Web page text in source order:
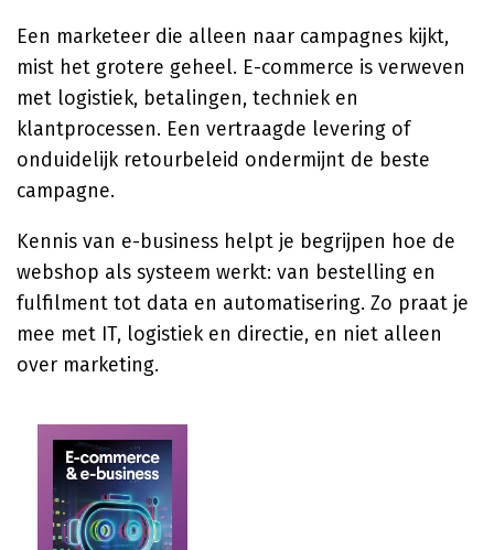
Een marketeer die alleen naar campagnes kijkt,
mist het grotere geheel. E-commerce is verweven
met logistiek, betalingen, techniek en
klantprocessen. Een vertraagde levering of
onduidelijk retourbeleid ondermijnt de beste
campagne.
Kennis van e-business helpt je begrijpen hoe de
webshop als systeem werkt: van bestelling en
fulfilment tot data en automatisering. Zo praat je
mee met IT, logistiek en directie, en niet alleen
over marketing.